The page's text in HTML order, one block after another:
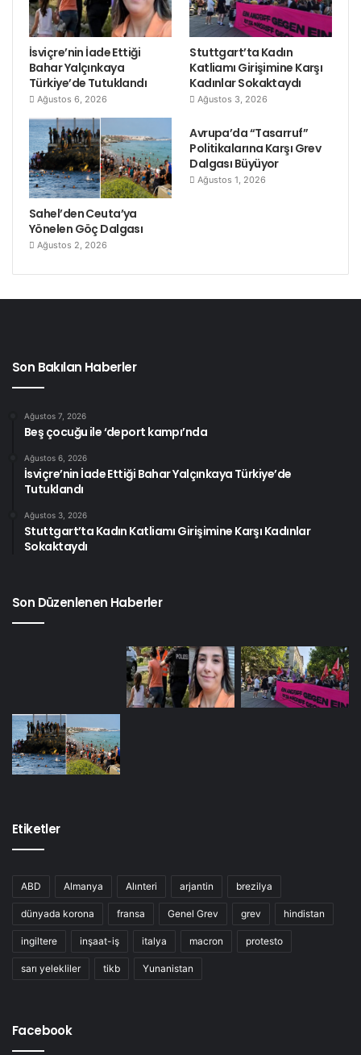
İsviçre’nin İade Ettiği
Bahar Yalçınkaya
Türkiye’de Tutuklandı
Ağustos 6, 2026
Stuttgart’ta Kadın
Katliamı Girişimine Karşı
Kadınlar Sokaktaydı
Ağustos 3, 2026
Sahel’den Ceuta’ya
Yönelen Göç Dalgası
Ağustos 2, 2026
Avrupa’da “Tasarruf”
Politikalarına Karşı Grev
Dalgası Büyüyor
Ağustos 1, 2026
Son Bakılan Haberler
Ağustos 7, 2026
Beş çocuğu ile ‘deport kampı’nda
Ağustos 6, 2026
İsviçre’nin İade Ettiği Bahar Yalçınkaya Türkiye’de
Tutuklandı
Ağustos 3, 2026
Stuttgart’ta Kadın Katliamı Girişimine Karşı Kadınlar
Sokaktaydı
Son Düzenlenen Haberler
Etiketler
ABD Almanya Alınteri arjantin brezilya
dünyada korona fransa Genel Grev grev hindistan
ingiltere inşaat-iş italya macron protesto
sarı yelekliler tikb Yunanistan
Facebook